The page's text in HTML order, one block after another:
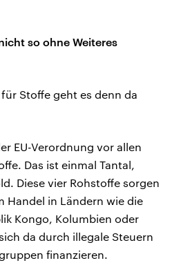
so ohne Weiteres
Stoffe geht es denn da
EU-Verordnung vor allen
Das ist einmal Tantal,
Diese vier Rohstoffe sorgen
Handel in Ländern wie die
Kongo, Kolumbien oder
da durch illegale Steuern
finanzieren.